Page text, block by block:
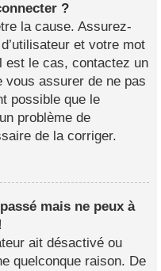
?
la cause. Assurez-
et votre mot
est le cas, contactez un
vous assurer de ne pas
possible que le
problème de
de la corriger.
mais ne peux à
ait désactivé ou
quelconque raison. De